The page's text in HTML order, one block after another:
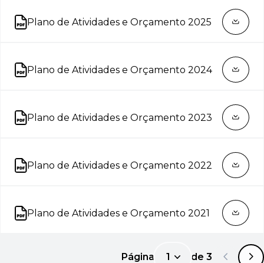
Plano de Atividades e Orçamento 2025
Abre num novo separador
Plano de Atividades e Orçamento 2024
Abre num novo separador
Plano de Atividades e Orçamento 2023
Abre num novo separador
Plano de Atividades e Orçamento 2022
Abre num novo separador
Plano de Atividades e Orçamento 2021
Abre num novo separador
Página 1 de 3